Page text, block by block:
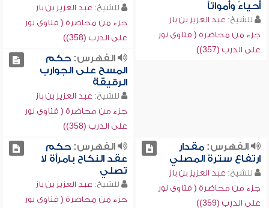
أحياءً وأمواتاً
للشيخ: عبد العزيز بن باز
جزء من محاضرة ( فتاوى نور
على الدرب (357))
للشيخ: عبد العزيز بن باز
جزء من محاضرة ( فتاوى نور
على الدرب (358))
الفهرس:حكم
المسح على الجوارب
الرقيقة
للشيخ: عبد العزيز بن باز
جزء من محاضرة ( فتاوى نور
على الدرب (358))
الفهرس:مقدار
ارتفاع سترة المصلي
للشيخ: عبد العزيز بن باز
جزء من محاضرة ( فتاوى نور
على الدرب (359))
الفهرس:حكم
عقد النكاح بامرأة لا
تصلي
للشيخ: عبد العزيز بن باز
جزء من محاضرة ( فتاوى نور